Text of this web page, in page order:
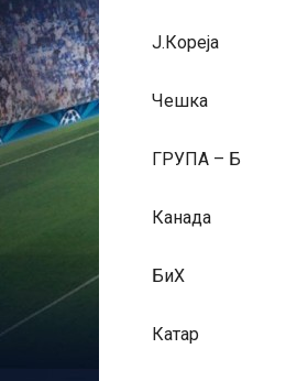
Ј.Кореја
Чешка
ГРУПА – Б
Канада
БиХ
Катар